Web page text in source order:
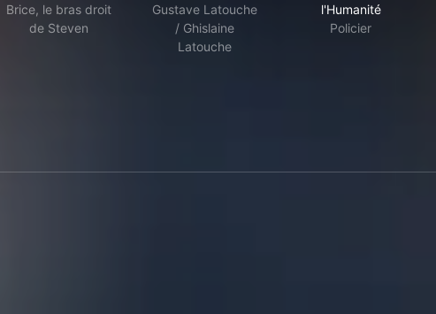
Brice, le bras droit
de Steven
Gustave Latouche
/ Ghislaine
Latouche
l'Humanité
Policier